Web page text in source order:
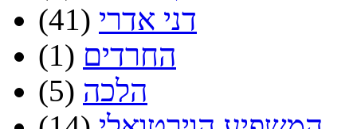
דני אדרי (41)
החרדים (1)
הלכה (5)